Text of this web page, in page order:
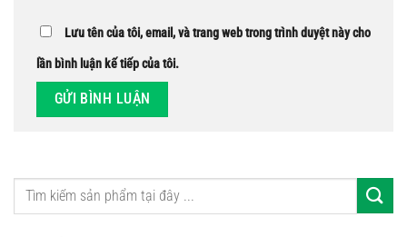
Lưu tên của tôi, email, và trang web trong trình duyệt này cho
lần bình luận kế tiếp của tôi.